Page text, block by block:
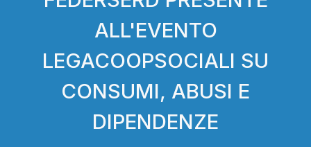
ALL'EVENTO
LEGACOOPSOCIALI SU
CONSUMI, ABUSI E
DIPENDENZE